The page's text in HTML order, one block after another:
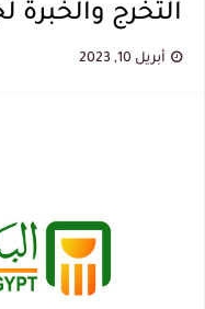
التخرج والخبرة
أبريل 10, 2023